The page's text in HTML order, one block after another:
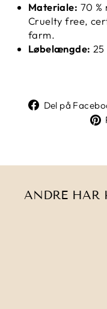
Materiale: 70 %
Cruelty free,
farm.
Løbelængde: 25
Del på
ANDRE HAR